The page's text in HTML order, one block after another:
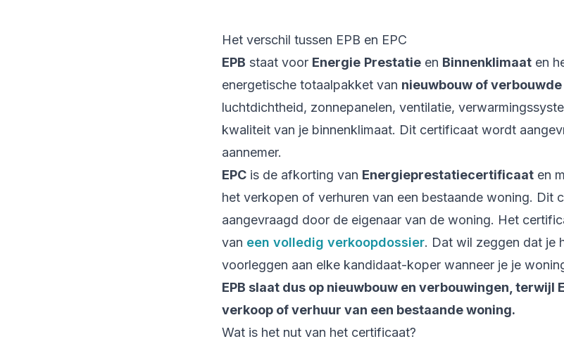
Het verschil tussen EPB en EPC
EPB staat voor Energie Prestatieen Binnenklimaaten
energetische totaalpakket van nieuwbouw of verbouwde
luchtdichtheid, zonnepanelen, ventilatie,
kwaliteit van je binnenklimaat. Dit certificaat wordt
aannemer.
EPCis de afkorting van Energieprestatiecertificaaten
het verkopen of verhuren van een bestaande woning. Dit
aangevraagd door de eigenaar van de woning. Het
van een volledig verkoopdossier. Dat wil zeggen dat je
voorleggen aan elke kandidaat-koper wanneer je je
EPB slaat dus op nieuwbouw en verbouwingen, terwijl
verkoop of verhuur van een bestaande woning.
Wat is het nut van het certificaat?